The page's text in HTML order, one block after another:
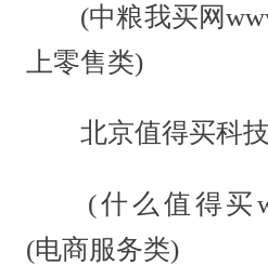
(中粮我买网
上零售类)
北京值得买科技
(什么值得买
(电商服务类)